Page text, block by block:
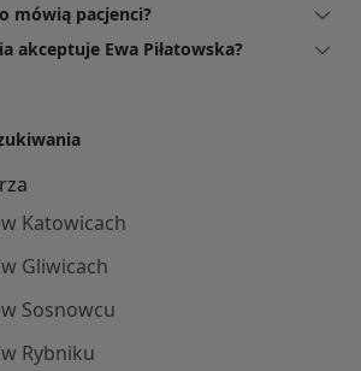
mówią pacjenci?
akceptuje Ewa Piłatowska?
Katowicach
Gliwicach
Sosnowcu
Rybniku